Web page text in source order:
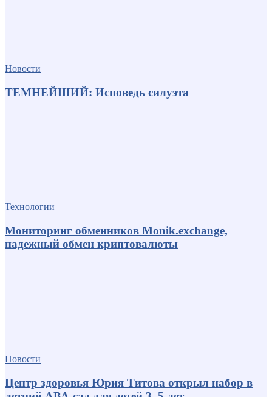
Новости
ТЕМНЕЙШИЙ: Исповедь силуэта
Технологии
Мониторинг обменников Monik.exchange,
надежный обмен криптовалюты
Новости
Центр здоровья Юрия Титова открыл набор в